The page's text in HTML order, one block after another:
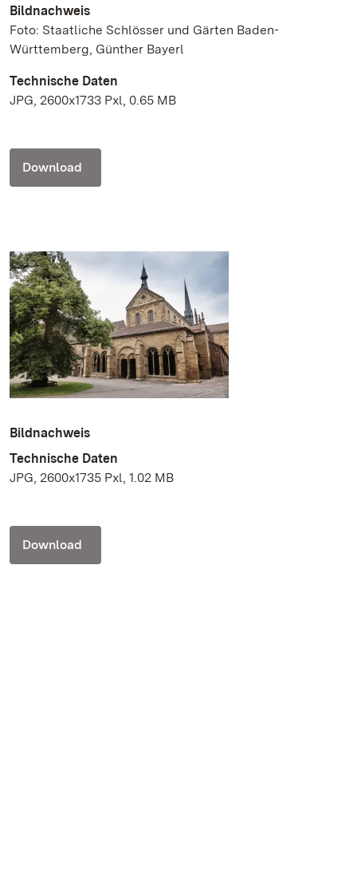
Bildnachweis
Foto: Staatliche Schlösser und Gärten Baden-
Württemberg, Günther Bayerl
Technische Daten
JPG, 2600x1733 Pxl, 0.65 MB
Download
Bildnachweis
Technische Daten
JPG, 2600x1735 Pxl, 1.02 MB
Download